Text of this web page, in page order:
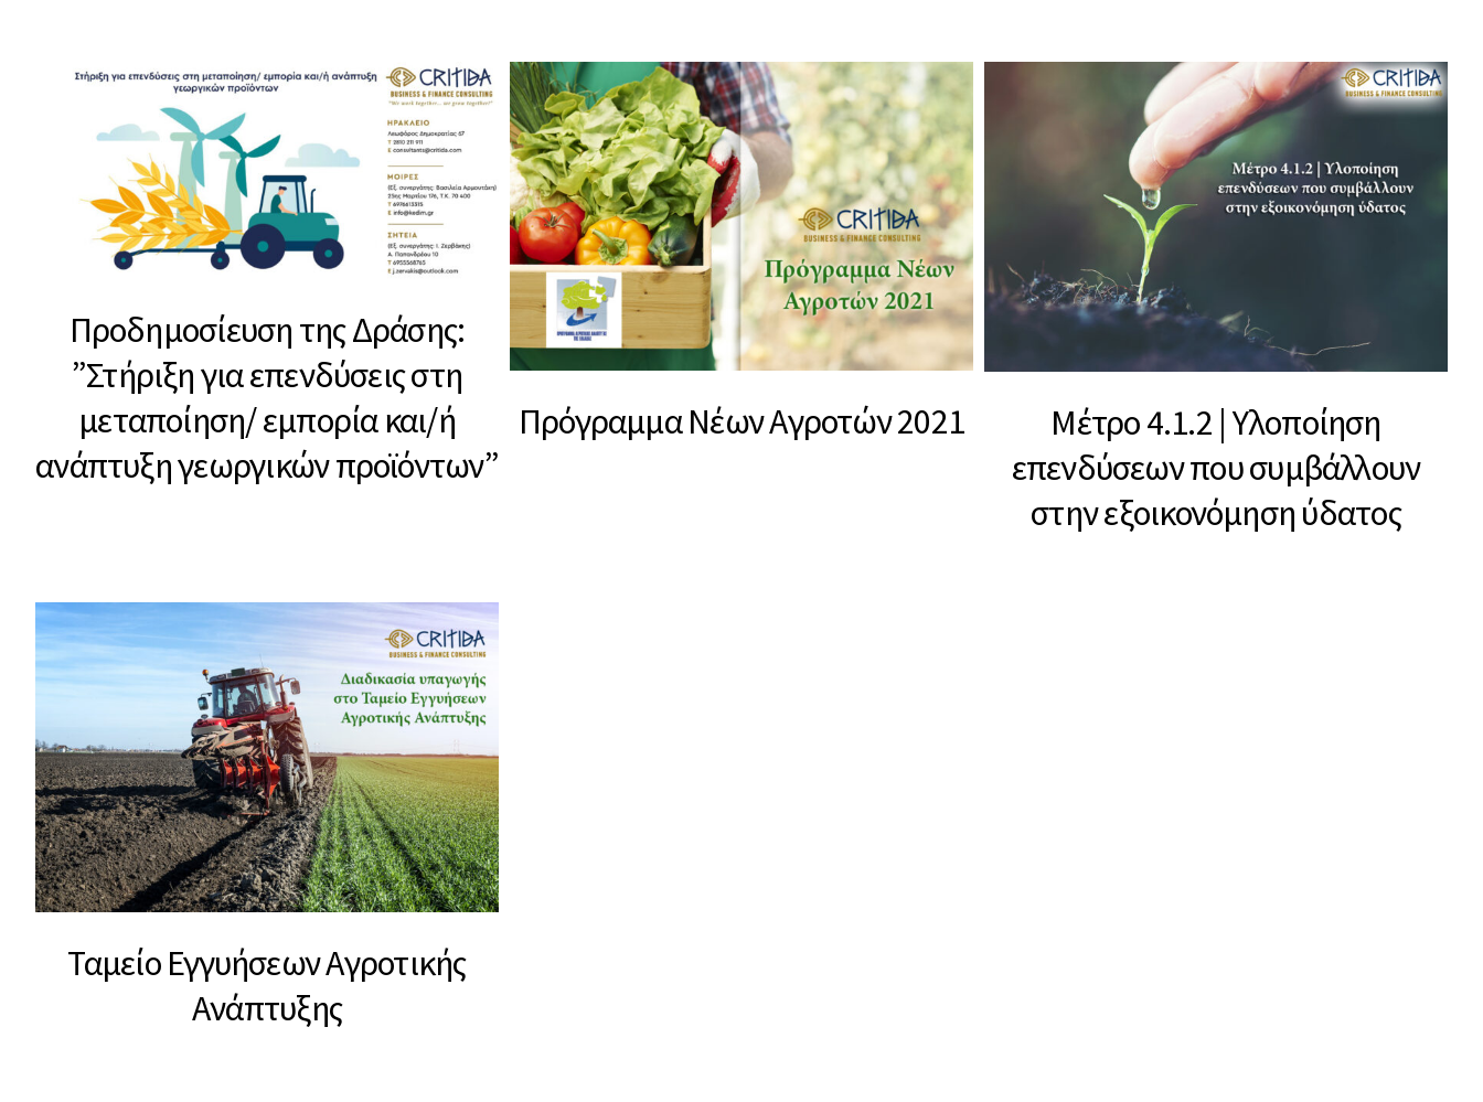
Προδημοσίευση της Δράσης:
”Στήριξη για επενδύσεις στη
μεταποίηση/ εμπορία και/ή
ανάπτυξη γεωργικών προϊόντων”
Πρόγραμμα Νέων Αγροτών 2021
Μέτρο 4.1.2 | Υλοποίηση
επενδύσεων που συμβάλλουν
στην εξοικονόμηση ύδατος
Ταμείο Εγγυήσεων Αγροτικής
Ανάπτυξης